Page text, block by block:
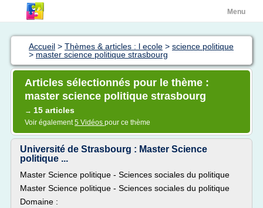
Menu
Accueil > Thèmes & articles : l ecole > science politique
> master science politique strasbourg
Articles sélectionnés pour le thème :
master science politique strasbourg
→ 15 articles
Voir également5 Vidéos pour ce thème
Université de Strasbourg : Master Science
politique ...
Master Science politique - Sciences sociales du politique
Master Science politique - Sciences sociales du politique
Domaine :